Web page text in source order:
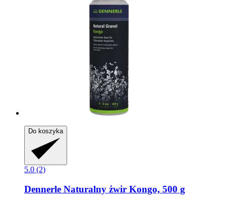
Do koszyka
5.0 (2)
Dennerle Naturalny żwir Kongo, 500 g